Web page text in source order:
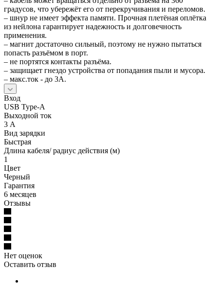
градусов, что убережёт его от перекручивания и переломов.
– шнур не имеет эффекта памяти. Прочная плетёная оплётка
из нейлона гарантирует надежность и долговечность
применения.
– магнит достаточно сильный, поэтому не нужно пытаться
попасть разъёмом в порт.
– не портятся контакты разъёма.
– защищает гнездо устройства от попадания пыли и мусора.
– макс.ток - до 3А.
Вход
USB Type-A
Выходной ток
3 А
Вид зарядки
Быстрая
Длина кабеля/ радиус действия (м)
1
Цвет
Черный
Гарантия
6 месяцев
Отзывы
Нет оценок
Оставить отзыв